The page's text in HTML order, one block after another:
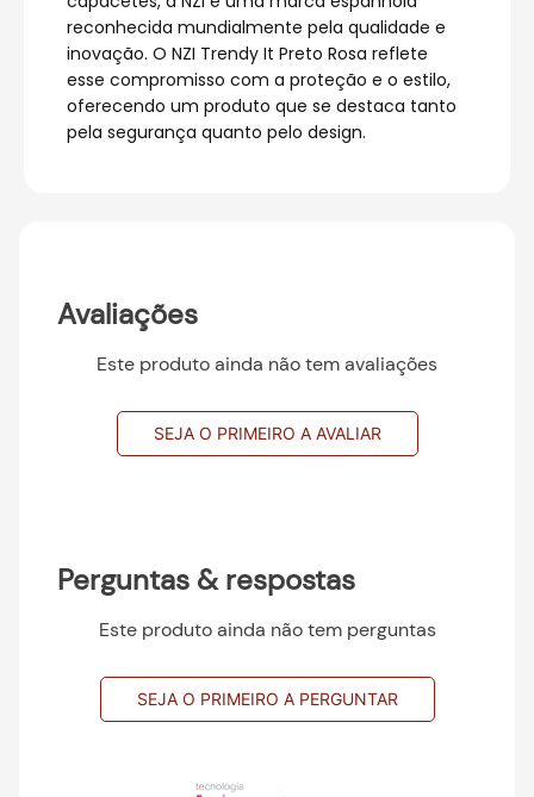
reconhecida mundialmente pela qualidade e
inovação. O NZI Trendy It Preto Rosa reflete
esse compromisso com a proteção e o estilo,
oferecendo um produto que se destaca tanto
pela segurança quanto pelo design.
Avaliações
Este produto ainda não tem avaliações
SEJA O PRIMEIRO A AVALIAR
Perguntas & respostas
Este produto ainda não tem perguntas
SEJA O PRIMEIRO A PERGUNTAR